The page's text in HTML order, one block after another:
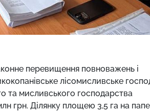
перевищення повноважень і
лісомисливське
та мисливського господарства
грн. Ділянку площею 3,5 га на